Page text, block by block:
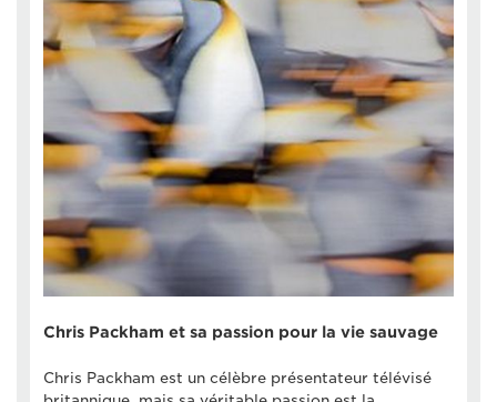
Chris Packham et sa passion pour la vie sauvage
Chris Packham est un célèbre présentateur télévisé